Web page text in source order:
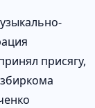
присягу,